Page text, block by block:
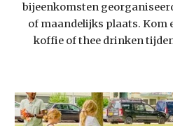
bijeenkomsten
of maandelijks plaats. Kom
koffie of thee drinken